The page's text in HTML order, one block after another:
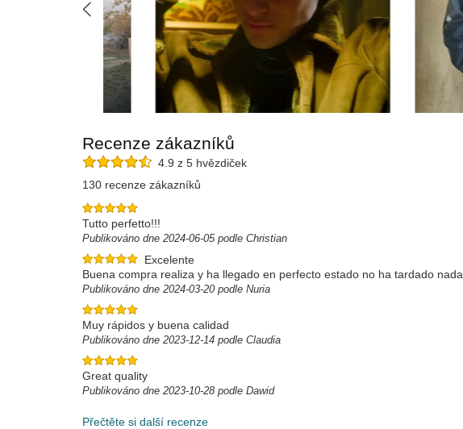
Recenze zákazníků
4.9 z 5 hvězdiček
130 recenze zákazníků
Tutto perfetto!!!
Publikováno dne 2024-06-05 podle Christian
Excelente
Buena compra realiza y ha llegado en perfecto estado no ha tardado nada
Publikováno dne 2024-03-20 podle Nuria
Muy rápidos y buena calidad
Publikováno dne 2023-12-14 podle Claudia
Great quality
Publikováno dne 2023-10-28 podle Dawid
Přečtěte si další recenze